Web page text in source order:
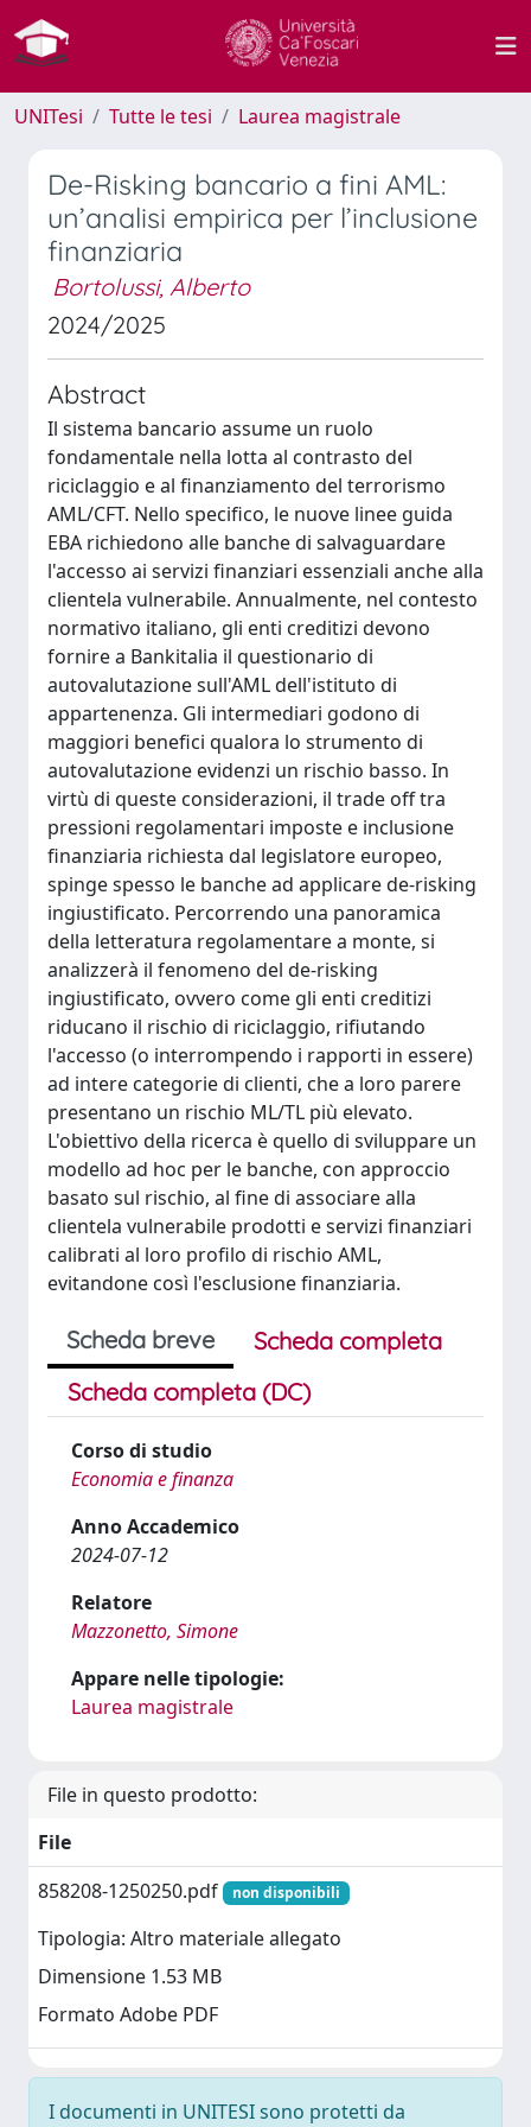
UNITesi Tutte le tesi Laurea magistrale
De-Risking bancario a fini AML:
un’analisi empirica per l’inclusione
finanziaria
Bortolussi, Alberto
2024/2025
Abstract
Il sistema bancario assume un ruolo
fondamentale nella lotta al contrasto del
riciclaggio e al finanziamento del terrorismo
AML/CFT. Nello specifico, le nuove linee guida
EBA richiedono alle banche di salvaguardare
l'accesso ai servizi finanziari essenziali anche alla
clientela vulnerabile. Annualmente, nel contesto
normativo italiano, gli enti creditizi devono
fornire a Bankitalia il questionario di
autovalutazione sull'AML dell'istituto di
appartenenza. Gli intermediari godono di
maggiori benefici qualora lo strumento di
autovalutazione evidenzi un rischio basso. In
virtù di queste considerazioni, il trade off tra
pressioni regolamentari imposte e inclusione
finanziaria richiesta dal legislatore europeo,
spinge spesso le banche ad applicare de-risking
ingiustificato. Percorrendo una panoramica
della letteratura regolamentare a monte, si
analizzerà il fenomeno del de-risking
ingiustificato, ovvero come gli enti creditizi
riducano il rischio di riciclaggio, rifiutando
l'accesso (o interrompendo i rapporti in essere)
ad intere categorie di clienti, che a loro parere
presentano un rischio ML/TL più elevato.
L'obiettivo della ricerca è quello di sviluppare un
modello ad hoc per le banche, con approccio
basato sul rischio, al fine di associare alla
clientela vulnerabile prodotti e servizi finanziari
calibrati al loro profilo di rischio AML,
evitandone così l'esclusione finanziaria.
Scheda breve
Scheda completa
Scheda completa (DC)
Corso di studio
Economia e finanza
Anno Accademico
2024-07-12
Relatore
Mazzonetto, Simone
Appare nelle tipologie:
Laurea magistrale
File in questo prodotto:
File
858208-1250250.pdf
non disponibili
Tipologia: Altro materiale allegato
Dimensione 1.53 MB
Formato Adobe PDF
I documenti in UNITESI sono protetti da